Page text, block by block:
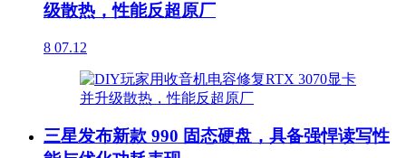
级散热，性能反超原厂
8 07.12
三星发布新款 990 固态硬盘，具备强悍读写性